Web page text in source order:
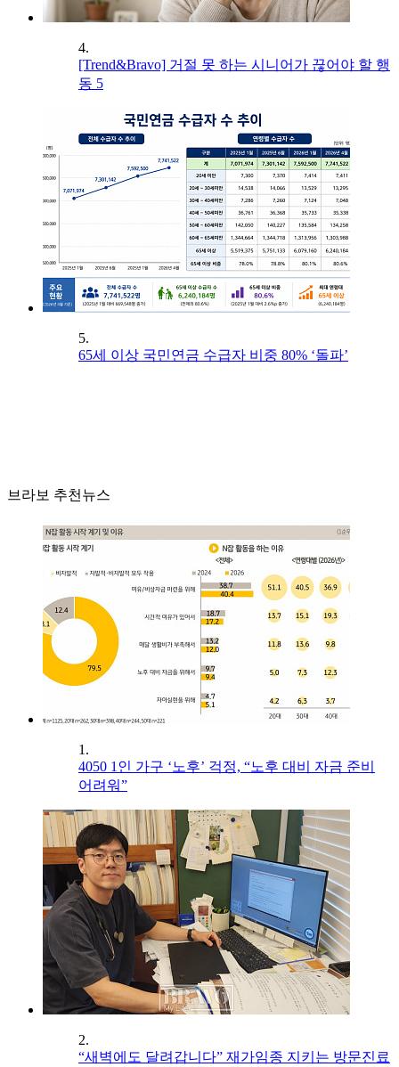
4.
[Trend&Bravo] 거절 못 하는 시니어가 끊어야 할 행
동 5
5.
65세 이상 국민연금 수급자 비중 80% ‘돌파’
브라보 추천뉴스
1.
4050 1인 가구 ‘노후’ 걱정, “노후 대비 자금 준비
어려워”
2.
“새벽에도 달려갑니다” 재가임종 지키는 방문진료